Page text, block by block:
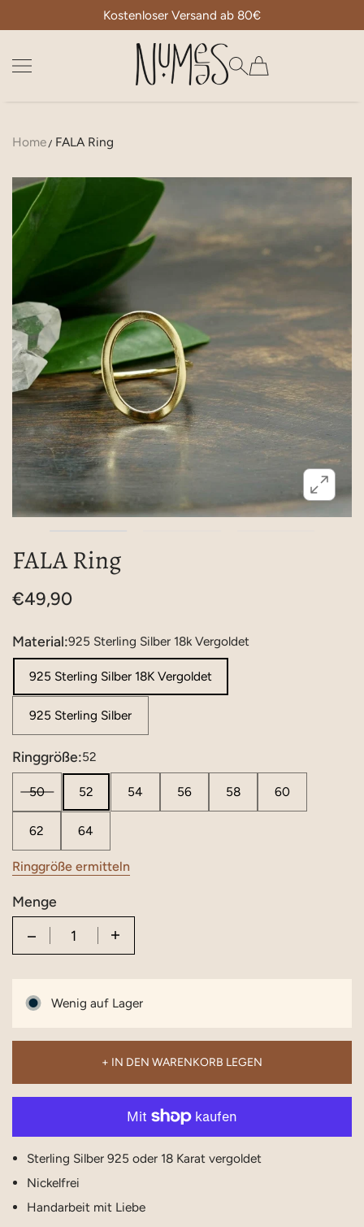
ZUM INHALT SPRINGENKostenloser Versand ab 80€
Numees
Home FALA Ring
FALA Ring
€49,90
Material:925 Sterling Silber 18k Vergoldet
925 Sterling Silber 18K Vergoldet
925 Sterling Silber
Ringgröße:52
50 52 54 56 58 60
62 64
Ringgröße ermitteln
Menge
Quantity
Wenig auf Lager
+ IN DEN WARENKORB LEGEN
Sterling Silber 925 oder 18 Karat vergoldet
Nickelfrei
Handarbeit mit Liebe